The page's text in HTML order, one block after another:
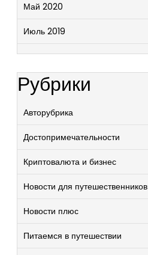
Май 2020
Июль 2019
Рубрики
Авторубрика
Достопримечательности
Криптовалюта и бизнес
Новости для путешественников
Новости плюс
Питаемся в путешествии